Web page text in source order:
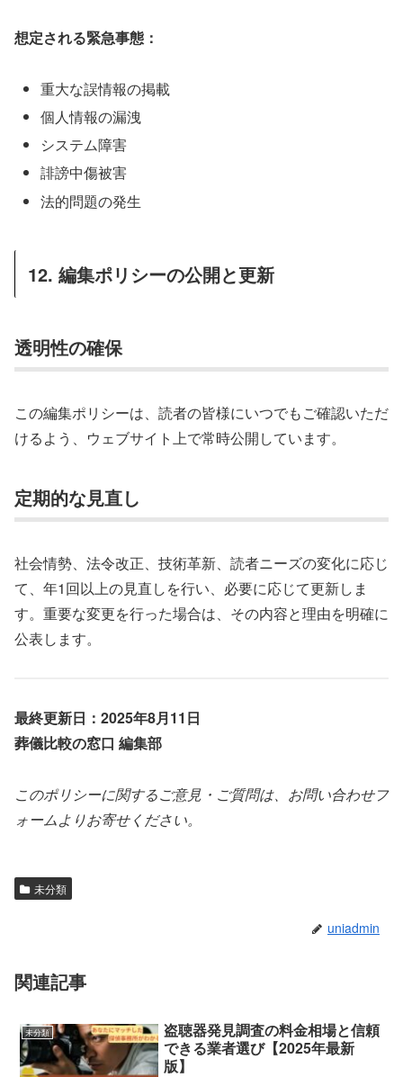
想定される緊急事態：
重大な誤情報の掲載
個人情報の漏洩
システム障害
誹謗中傷被害
法的問題の発生
12. 編集ポリシーの公開と更新
透明性の確保
この編集ポリシーは、読者の皆様にいつでもご確認いただ
けるよう、ウェブサイト上で常時公開しています。
定期的な見直し
社会情勢、法令改正、技術革新、読者ニーズの変化に応じ
て、年1回以上の見直しを行い、必要に応じて更新しま
す。重要な変更を行った場合は、その内容と理由を明確に
公表します。
最終更新日：2025年8月11日
葬儀比較の窓口 編集部
このポリシーに関するご意見・ご質問は、お問い合わせフ
ォームよりお寄せください。
未分類
uniadmin
関連記事
未分類
盗聴器発見調査の料金相場と信頼
できる業者選び【2025年最新
版】